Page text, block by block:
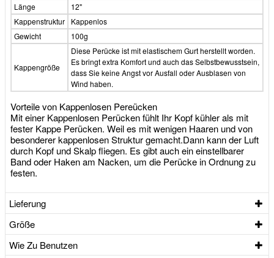
Länge
12"
Kappenstruktur
Kappenlos
Gewicht
100g
Kappengröße
Diese Perücke ist mit elastischem Gurt herstellt worden.
Es bringt extra Komfort und auch das Selbstbewusstsein,
dass Sie keine Angst vor Ausfall oder Ausblasen von
Wind haben.
Vorteile von Kappenlosen Pereücken
Mit einer Kappenlosen Perücken fühlt Ihr Kopf kühler als mit
fester Kappe Perücken. Weil es mit wenigen Haaren und von
besonderer kappenlosen Struktur gemacht.Dann kann der Luft
durch Kopf und Skalp fliegen. Es gibt auch ein einstellbarer
Band oder Haken am Nacken, um die Perücke in Ordnung zu
festen.
Lieferung
Größe
Wie Zu Benutzen